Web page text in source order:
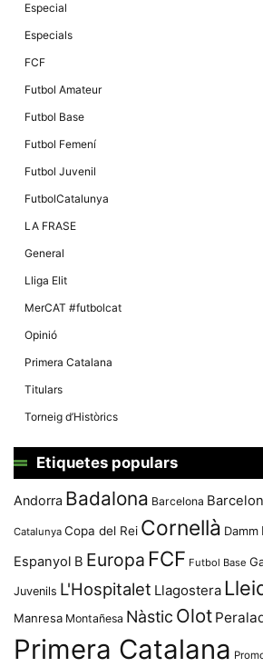
Especial
Especials
FCF
Futbol Amateur
Futbol Base
Futbol Femení
Futbol Juvenil
FutbolCatalunya
LA FRASE
General
Lliga Elit
MerCAT #futbolcat
Opinió
Primera Catalana
Titulars
Torneig d’Històrics
Etiquetes populars
Andorra Badalona Barcelona
Catalunya Copa del Rei Cornellà Damm
Espanyol B Europa FCF Futbol Base
Juvenils L'Hospitalet Llagostera
Manresa Montañesa Nàstic Olot
Primera Catalana